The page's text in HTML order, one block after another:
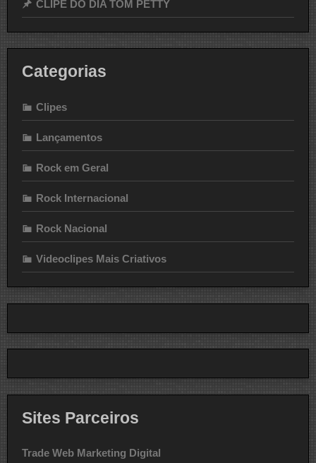
CLIPE DO DIA TOM PETTY
Categorias
Clipes
Lançamentos
Rock em Geral
Rock Internacional
Rock Nacional
Videoclipes Mais Criativos
Sites Parceiros
Trade Web Marketing Digital